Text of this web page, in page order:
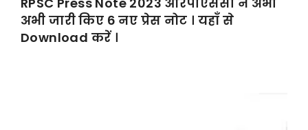
अभी जारी किए 6 नए प्रेस नोट । यहाँ से
Download करें ।